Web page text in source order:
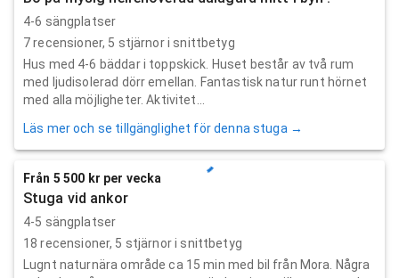
4-6 sängplatser
7recensioner, 5 stjärnor i snittbetyg
Hus med 4-6 bäddar i toppskick. Huset består av två rum
med ljudisolerad dörr emellan. Fantastisk natur runt hörnet
med alla möjligheter. Aktivitet...
Läs mer och se tillgänglighet för denna stuga →
Från 5 500 kr per vecka
Stuga vid ankor
4-5 sängplatser
18 recensioner, 5 stjärnor i snittbetyg
Lugnt naturnära område ca 15 min med bil från Mora. Några